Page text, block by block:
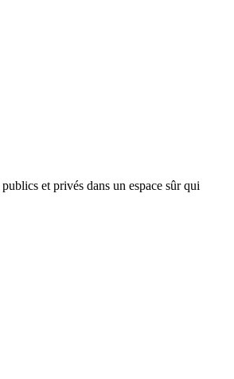
et privés dans un espace sûr qui